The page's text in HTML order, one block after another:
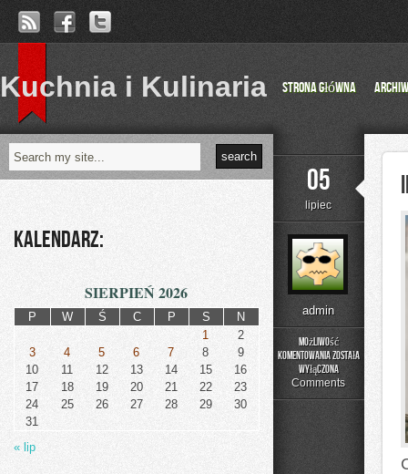
Kuchnia i Kulinaria Strona główna
05
lipiec
admin
Możliwość
komentowania
Irlandia
została
wyłączona
Comments
Kalendarz:
SIERPIEŃ 2026
P W Ś C P S
N
1
2
3
4 5 6 7 8
9
10
11 12 13 14 15
16
17
18 19 20 21 22
23
24
25 26 27 28 29
30
31
« lip